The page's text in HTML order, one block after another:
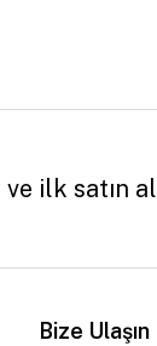
ilk satın
Bize Ulaşın